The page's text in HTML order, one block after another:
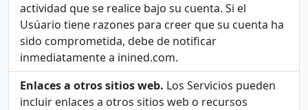
actividad que se realice bajo su cuenta. Si el
Usúario tiene razones para creer que su cuenta ha
sido comprometida, debe de notificar
inmediatamente a inined.com.
Enlaces a otros sitios web. Los Servicios pueden
incluir enlaces a otros sitios web o recursos